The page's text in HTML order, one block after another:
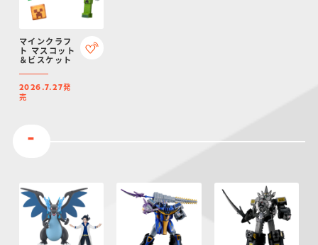
マインクラフ
ト マスコット
＆ビスケット
2026.7.27発
売
-